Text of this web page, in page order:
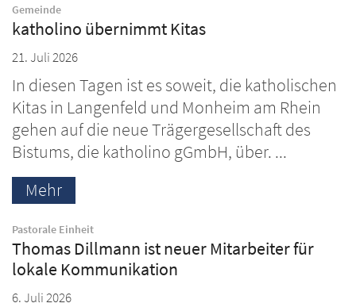
Gemeinde:
katholino übernimmt Kitas
21. Juli 2026
In diesen Tagen ist es soweit, die katholischen
Kitas in Langenfeld und Monheim am Rhein
gehen auf die neue Trägergesellschaft des
Bistums, die katholino gGmbH, über. ...
Mehr
Pastorale Einheit:
Thomas Dillmann ist neuer Mitarbeiter für
lokale Kommunikation
6. Juli 2026